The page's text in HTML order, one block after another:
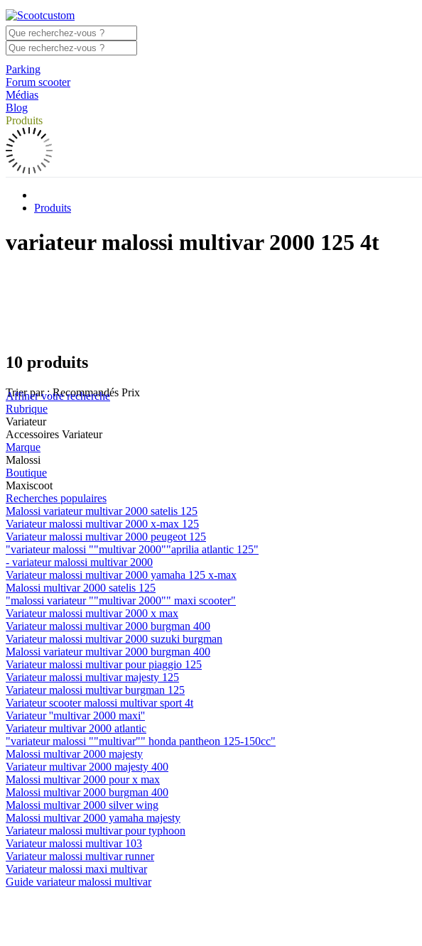
Parking
Forum scooter
Médias
Blog
Produits
Produits
variateur malossi multivar 2000 125 4t
10 produits
Trier par : Recommandés Prix
Affiner votre recherche
Rubrique
Variateur
Accessoires Variateur
Marque
Malossi
Boutique
Maxiscoot
Recherches populaires
Malossi variateur multivar 2000 satelis 125
Variateur malossi multivar 2000 x-max 125
Variateur malossi multivar 2000 peugeot 125
"variateur malossi ""multivar 2000""aprilia atlantic 125"
- variateur malossi multivar 2000
Variateur malossi multivar 2000 yamaha 125 x-max
Malossi multivar 2000 satelis 125
"malossi variateur ""multivar 2000"" maxi scooter"
Variateur malossi multivar 2000 x max
Variateur malossi multivar 2000 burgman 400
Variateur malossi multivar 2000 suzuki burgman
Malossi variateur multivar 2000 burgman 400
Variateur malossi multivar pour piaggio 125
Variateur malossi multivar majesty 125
Variateur malossi multivar burgman 125
Variateur scooter malossi multivar sport 4t
Variateur ''multivar 2000 maxi''
Variateur multivar 2000 atlantic
"variateur malossi ""multivar"" honda pantheon 125-150cc"
Malossi multivar 2000 majesty
Variateur multivar 2000 majesty 400
Malossi multivar 2000 pour x max
Malossi multivar 2000 burgman 400
Malossi multivar 2000 silver wing
Malossi multivar 2000 yamaha majesty
Variateur malossi multivar pour typhoon
Variateur malossi multivar 103
Variateur malossi multivar runner
Variateur malossi maxi multivar
Guide variateur malossi multivar